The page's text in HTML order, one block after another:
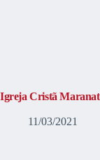
Igreja Cristã
11/03/2021